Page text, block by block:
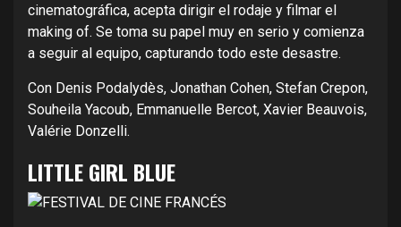
cinematográfica, acepta dirigir el rodaje y filmar el
making of. Se toma su papel muy en serio y comienza
a seguir al equipo, capturando todo este desastre.
Con Denis Podalydès, Jonathan Cohen, Stefan Crepon,
Souheila Yacoub, Emmanuelle Bercot, Xavier Beauvois,
Valérie Donzelli.
LITTLE GIRL BLUE